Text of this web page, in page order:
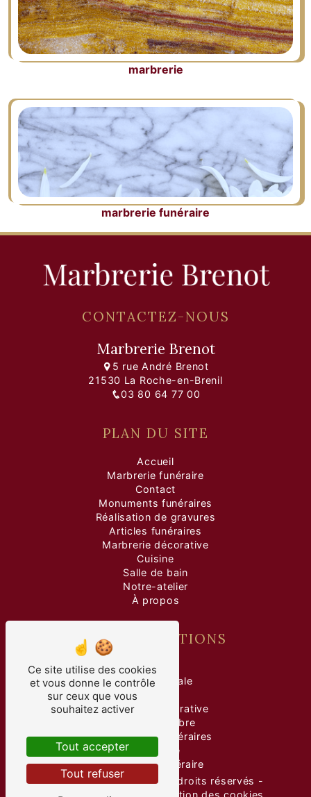
marbrerie
marbrerie funéraire
CONTACTEZ-NOUS
Marbrerie Brenot
5 rue André Brenot
21530 La Roche-en-Brenil
03 80 64 77 00
PLAN DU SITE
Accueil
Marbrerie funéraire
Contact
Monuments funéraires
Réalisation de gravures
Articles funéraires
Marbrerie décorative
Cuisine
Salle de bain
Notre-atelier
À propos
NOS PRESTATIONS
marbre
pierre tombale
gravure
marbrerie décorative
taille de marbre
monuments funéraires
marbrerie
marbrerie funéraire
Vistalid- 2026 - Tous droits réservés -
Mentions légales
Gestion des cookies
Ce site utilise des cookies
et vous donne le contrôle
sur ceux que vous
souhaitez activer
Tout accepter
Tout refuser